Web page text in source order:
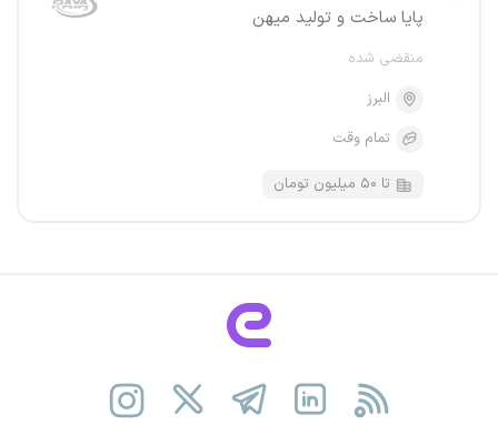
پایا ساخت و تولید میهن
منقضی شده
البرز
تمام وقت
تا ۵۰ میلیون تومان